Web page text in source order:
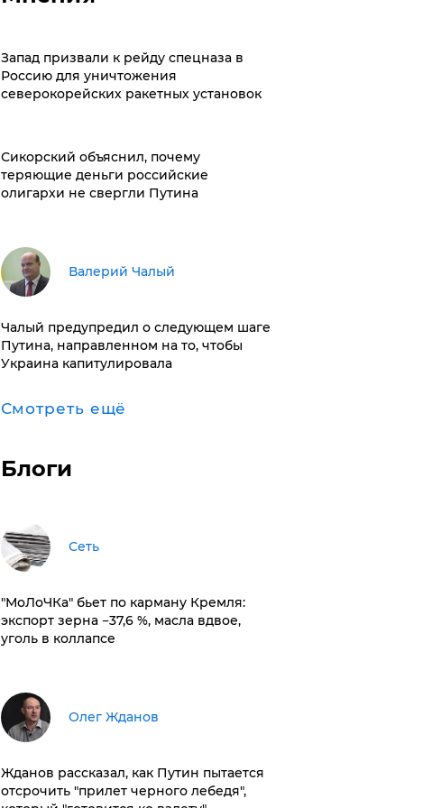
Запад призвали к рейду спецназа в
Россию для уничтожения
северокорейских ракетных установок
Сикорский объяснил, почему
теряющие деньги российские
олигархи не свергли Путина
Валерий Чалый
Чалый предупредил о следующем шаге
Путина, направленном на то, чтобы
Украина капитулировала
Смотреть ещё
Блоги
Сеть
​"МоЛоЧКа" бьет по карману Кремля:
экспорт зерна −37,6 %, масла вдвое,
уголь в коллапсе
Олег Жданов
Жданов рассказал, как Путин пытается
отсрочить "прилет черного лебедя",